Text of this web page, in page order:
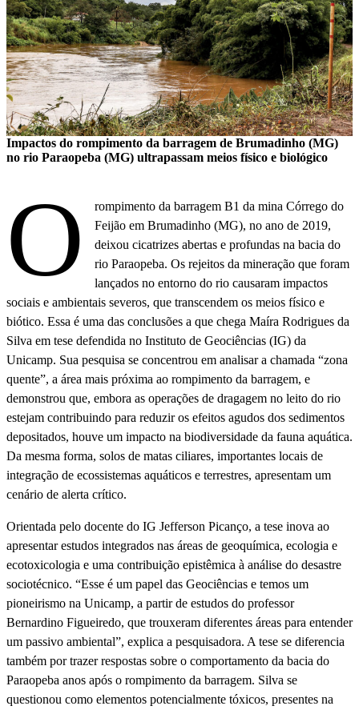
Impactos do rompimento da barragem de Brumadinho (MG)
no rio Paraopeba (MG) ultrapassam meios físico e biológico
O
rompimento da barragem B1 da mina Córrego do
Feijão em Brumadinho (MG), no ano de 2019,
deixou cicatrizes abertas e profundas na bacia do
rio Paraopeba. Os rejeitos da mineração que foram
lançados no entorno do rio causaram impactos
sociais e ambientais severos, que transcendem os meios físico e
biótico. Essa é uma das conclusões a que chega Maíra Rodrigues da
Silva em tese defendida no Instituto de Geociências (IG) da
Unicamp. Sua pesquisa se concentrou em analisar a chamada “zona
quente”, a área mais próxima ao rompimento da barragem, e
demonstrou que, embora as operações de dragagem no leito do rio
estejam contribuindo para reduzir os efeitos agudos dos sedimentos
depositados, houve um impacto na biodiversidade da fauna aquática.
Da mesma forma, solos de matas ciliares, importantes locais de
integração de ecossistemas aquáticos e terrestres, apresentam um
cenário de alerta crítico.
Orientada pelo docente do IG Jefferson Picanço, a tese inova ao
apresentar estudos integrados nas áreas de geoquímica, ecologia e
ecotoxicologia e uma contribuição epistêmica à análise do desastre
sociotécnico. “Esse é um papel das Geociências e temos um
pioneirismo na Unicamp, a partir de estudos do professor
Bernardino Figueiredo, que trouxeram diferentes áreas para entender
um passivo ambiental”, explica a pesquisadora. A tese se diferencia
também por trazer respostas sobre o comportamento da bacia do
Paraopeba anos após o rompimento da barragem. Silva se
questionou como elementos potencialmente tóxicos, presentes na